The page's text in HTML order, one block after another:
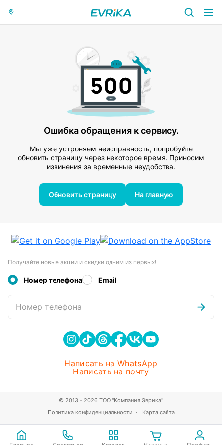
Ошибка обращения к сервису.
Мы уже устроняем неисправность, попробуйте
обновить страницу через некоторое время. Приносим
извинения за временные неудобства.
Обновить страницу На главную
Получайте новые акции и скидки одним из первых!
Номер телефона Email
Номер телефона
Написать на WhatsApp
Написать на почту
Политика конфиденциальности Карта сайта
© 2013 - 2026 ТОО "Компания Эврика"